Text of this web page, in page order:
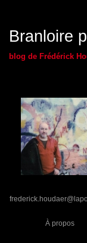
Branloire
blog de Frédérick
À propos